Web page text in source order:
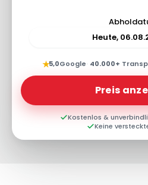
Heute,
★5,0Google· 40.000+
Preis
Kostenlos &
Keine